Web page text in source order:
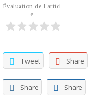
Évaluation de l'articl
e
Tweet Share
Share Share